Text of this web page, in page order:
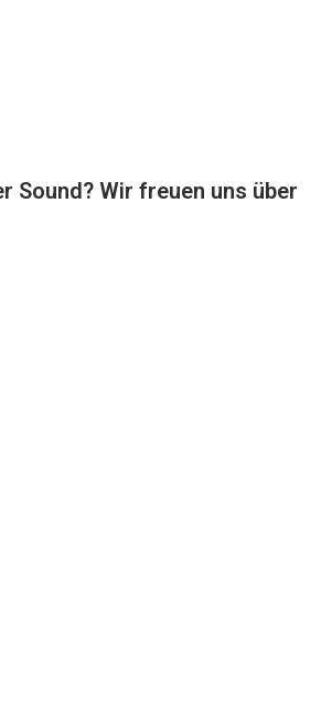
Sound? Wir freuen uns über